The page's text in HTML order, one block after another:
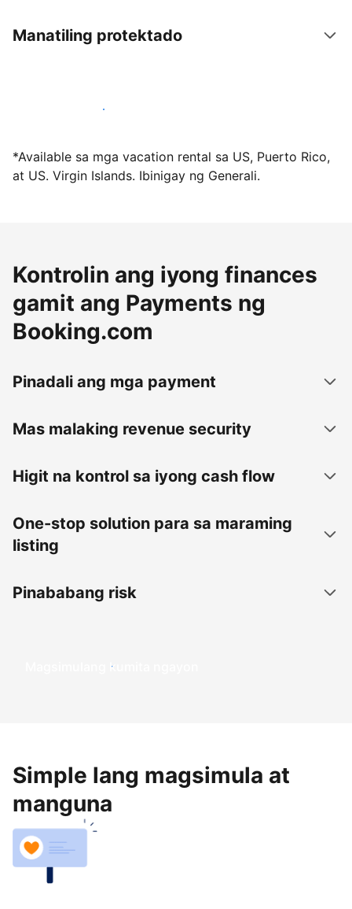
Manatiling protektado
Mag-host sa amin ngayon
*Available sa mga vacation rental sa US, Puerto Rico,
at US. Virgin Islands. Ibinigay ng Generali.
Kontrolin ang iyong finances
gamit ang Payments ng
Booking.com
Pinadali ang mga payment
Mas malaking revenue security
Higit na kontrol sa iyong cash flow
One-stop solution para sa maraming
listing
Pinababang risk
Magsimulang kumita ngayon
Simple lang magsimula at
manguna